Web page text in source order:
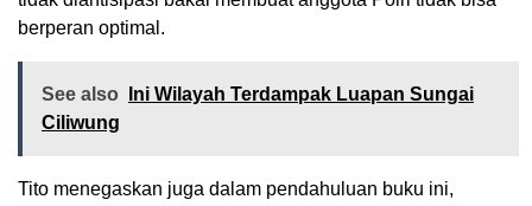
berperan optimal.
See also
Ini Wilayah Terdampak Luapan Sungai
Ciliwung
Tito menegaskan juga dalam pendahuluan buku ini,